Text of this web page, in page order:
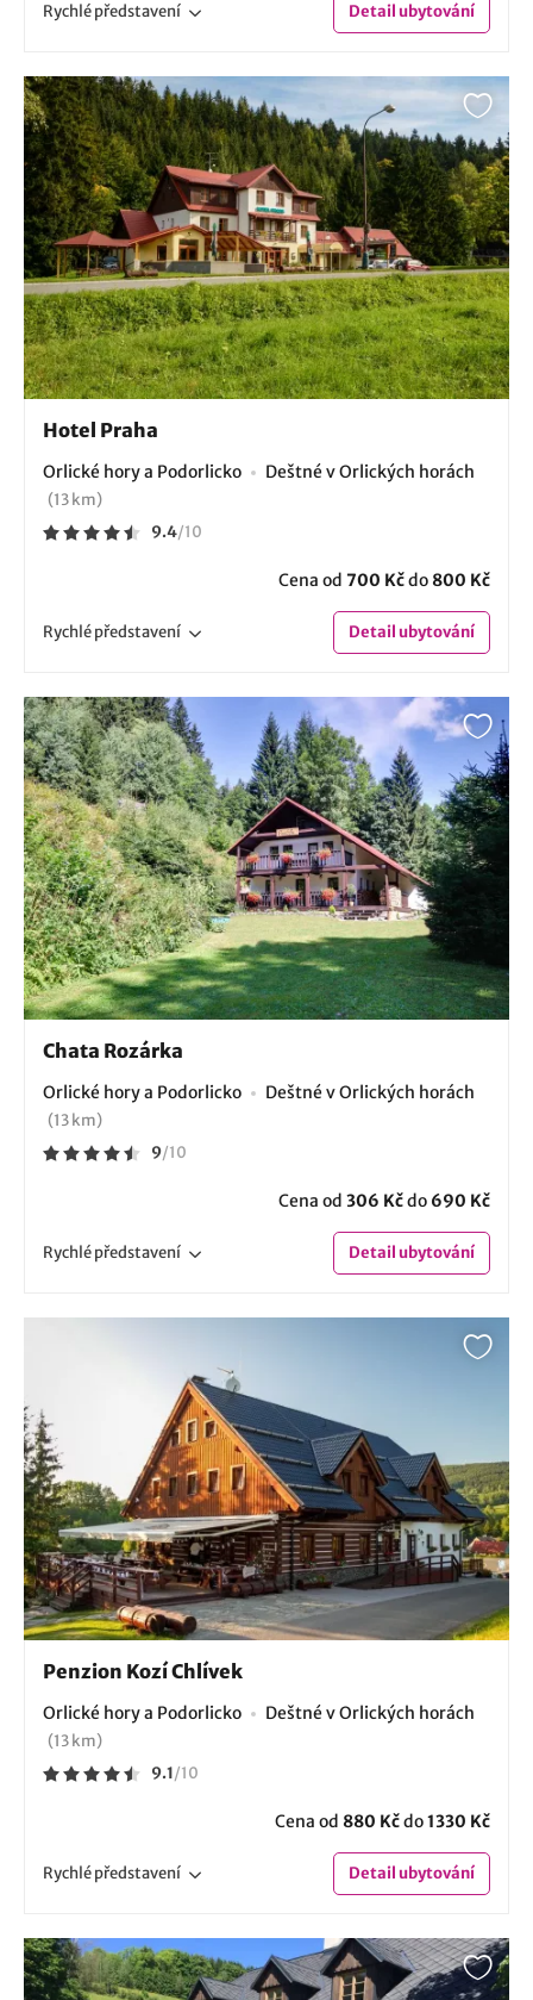
Rychlépředstavení Detailubytování
Hotel Praha
Orlické hory a Podorlicko Deštné v Orlických horách
(13 km)
9.4/10
Cena od 700 Kčdo 800 Kč
Rychlépředstavení Detailubytování
Chata Rozárka
Orlické hory a Podorlicko Deštné v Orlických horách
(13 km)
9/10
Cena od 306 Kčdo 690 Kč
Rychlépředstavení Detailubytování
Penzion Kozí Chlívek
Orlické hory a Podorlicko Deštné v Orlických horách
(13 km)
9.1/10
Cena od 880 Kčdo1330 Kč
Rychlépředstavení Detailubytování